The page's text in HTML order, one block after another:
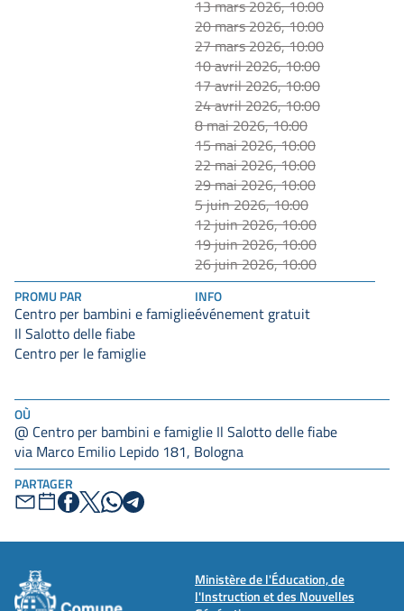
OÙ
@ Centro per bambini e famiglie Il Salotto delle fiabe
via Marco Emilio Lepido 181, Bologna
PARTAGER
13 mars 2026, 10:00
20 mars 2026, 10:00
27 mars 2026, 10:00
10 avril 2026, 10:00
17 avril 2026, 10:00
24 avril 2026, 10:00
8 mai 2026, 10:00
15 mai 2026, 10:00
22 mai 2026, 10:00
29 mai 2026, 10:00
5 juin 2026, 10:00
12 juin 2026, 10:00
19 juin 2026, 10:00
26 juin 2026, 10:00
PROMU PAR
Centro per bambini e famiglie
Il Salotto delle fiabe
Centro per le famiglie
INFO
événement gratuit
Ministère de l'Éducation, de
l'Instruction et des Nouvelles